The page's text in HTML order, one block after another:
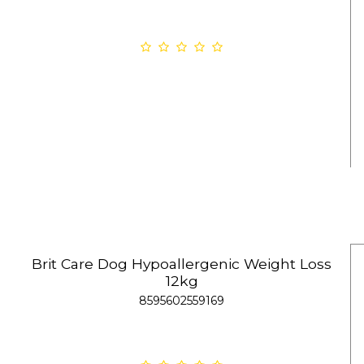
Brit Care Dog Hypoallergenic Weight Loss
12kg
8595602559169